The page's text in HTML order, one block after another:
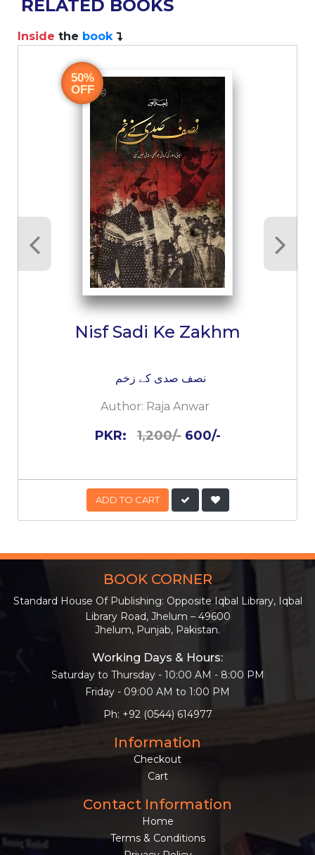
RELATED BOOKS
Inside the book
50%
OFF
Nisf Sadi Ke Zakhm
نصف صدی کے زخم
Author: Raja Anwar
PKR:1,200/- 600/-
ADD TO CART
BOOK CORNER
Standard House Of Publishing: Opposite Iqbal Library, Iqbal
Library Road, Jhelum – 49600
Jhelum, Punjab, Pakistan.
Working Days & Hours:
Saturday to Thursday - 10:00 AM - 8:00 PM
Friday - 09:00 AM to 1:00 PM
Ph: +92 (0544) 614977
Information
Checkout
Cart
Contact Information
Home
Terms & Conditions